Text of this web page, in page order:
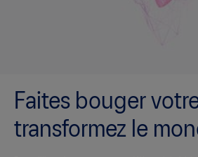
Faites bouger
transformez le